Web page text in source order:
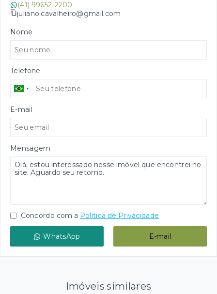
(41) 99652-2200
juliano.cavalheiro@gmail.com
Nome
Telefone
E-mail
Mensagem
Concordo com a Política de Privacidade
WhatsApp E-mail
Imóveis similares